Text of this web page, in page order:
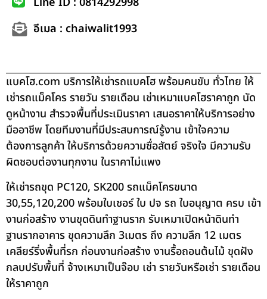
อีเมล : chaiwalit1993
แบคโฮ.com บริการให้เช่ารถแบคโฮ พร้อมคนขับ ทั่วไทย ให้
เช่ารถแม็คโคร รายวัน รายเดือน เช่าเหมาแบคโฮราคาถูก นัด
ดูหน้างาน สำรวจพื้นที่ประเมินราคา เสนอราคาให้บริการอย่าง
มืออาชีพ โดยทีมงานที่มีประสบการณ์รู้งาน เข้าใจความ
ต้องการลูกค้า ให้บริการด้วยความซื่อสัตย์ จริงใจ มีความรับ
ผิดชอบต่องานทุกงาน ในราคาไม่แพง
ให้เช่ารถขุด PC120, SK200 รถแม็คโครขนาด
30,55,120,200 พร้อมใบเซอร์ ใบ ปจ รถ ใบอนุญาต ครบ เข้า
งานก่อสร้าง งานขุดดินทำฐานราก รับเหมาเปิดหน้าดินทำ
ฐานรากอาคาร ขุดความลึก 3เมตร ถึง ความลึก 12 เมตร
เคลียร์ริ่งพื้นที่รก ก่อนงานก่อสร้าง งานรื้อถอนต้นไม้ ขุดฝัง
กลบปรับพื้นที่ จ้างเหมาเป็นจ๊อบ เช่า รายวันหรือเช่า รายเดือน
ให้ราคาถูก